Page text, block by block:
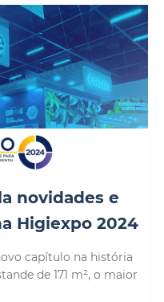
novidades e
Higiexpo 2024
capítulo na história
de 171 m², o maior